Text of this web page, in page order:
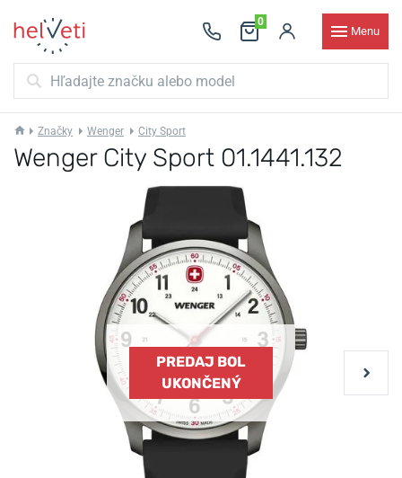
0
Menu
Značky Wenger City Sport
Wenger City Sport 01.1441.132
PREDAJ BOL
UKONČENÝ